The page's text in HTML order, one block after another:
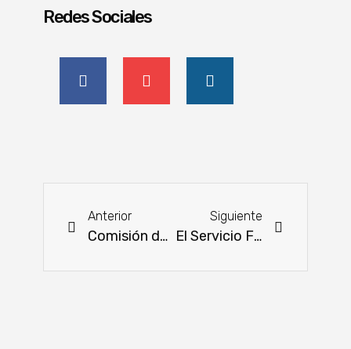
Redes Sociales
Anterior
Comisión de Agricultura y Ganadería: avances y proyecciones
Siguiente
El Servicio Forestal de EE. UU. (USFS) proporciona formación en incendios forestales a INFONA